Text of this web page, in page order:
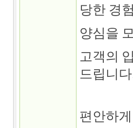
당한 경
양심을
고객의
드립니
편안하